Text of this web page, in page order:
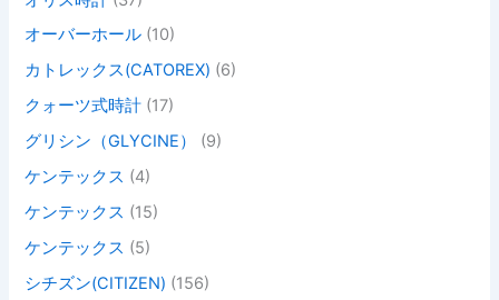
オーバーホール (10)
カトレックス(CATOREX) (6)
クォーツ式時計 (17)
グリシン（GLYCINE）
(9)
ケンテックス (4)
ケンテックス (15)
ケンテックス (5)
シチズン(CITIZEN) (156)